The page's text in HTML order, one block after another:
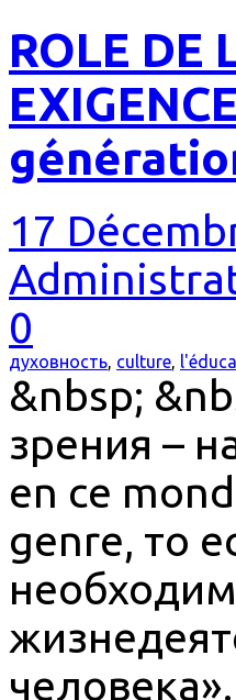
ROLE DE
17
0
духовность, culture,
&nbsp;
зрения –
en ce
genre, то